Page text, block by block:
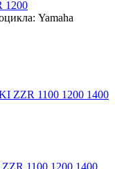
1200
Yamaha
1100 1200 1400